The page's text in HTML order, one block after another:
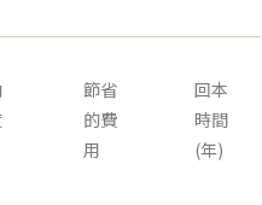
節省
的費
用
回本
時間
(年)